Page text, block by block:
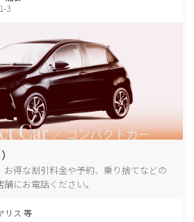
3
お得な割引料金や予約、乗り捨てなどの
にお電話ください。
リス 等